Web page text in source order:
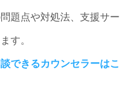
題点や対処法、支援サー
す。
できるカウンセラーはこ